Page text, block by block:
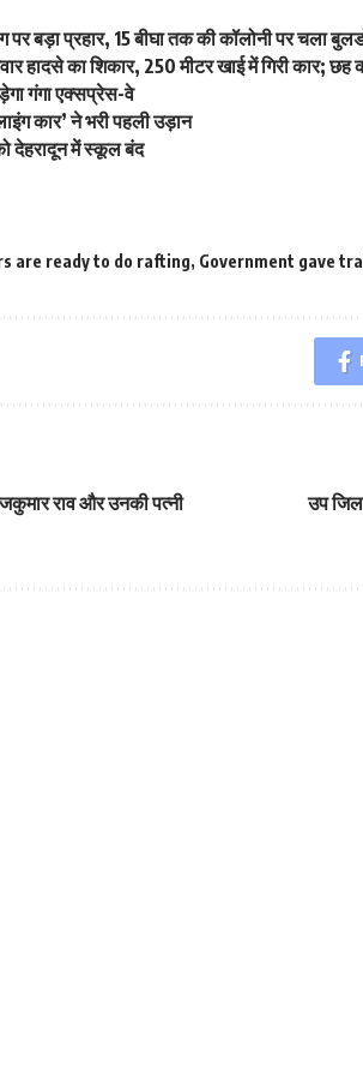
पर बड़ा प्रहार, 15 बीघा तक की कॉलोनी पर चला
हादसे का शिकार, 250 मीटर खाई में गिरी कार; छह
गंगा एक्सप्रेस-वे
कार’ ने भरी पहली उड़ान
देहरादून में स्कूल बंद
are ready to do rafting, Government gave
राव और उनकी पत्नी
उप